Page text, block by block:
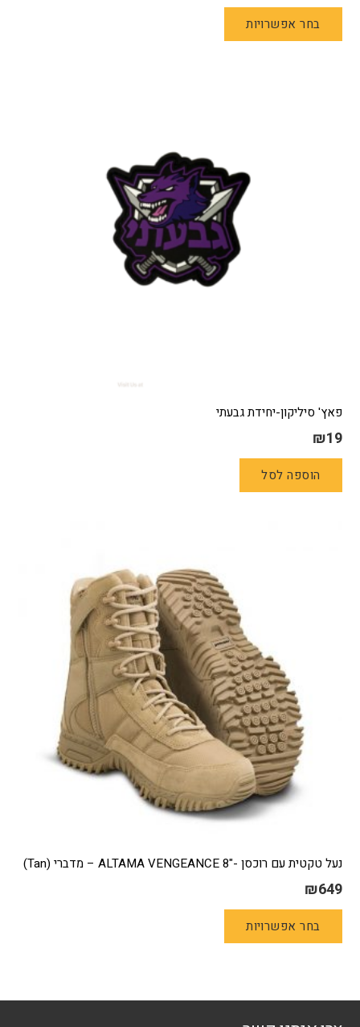
בחר אפשרויות
האפשרויות
בעמוד
המוצר
פאץ' סיליקון-יחידת גבעתי
₪19
הוספה לסל
נעל טקטית עם רוכסן -"ALTAMA VENGEANCE 8 – מדברי (Tan)
₪649
בחר אפשרויות